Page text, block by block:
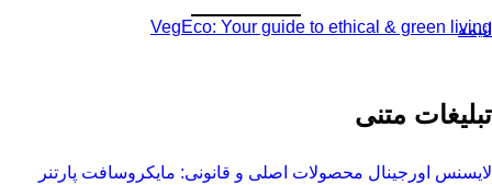
VegEco: Your guide to ethical & green living
انیمه
تبلیغات متنی
لایسنس اورجینال محصولات اصلی و قانونی: مایکروسافت پارتنر